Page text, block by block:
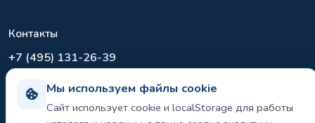
Мы используем файлы cookie
Сайт использует cookie и localStorage для работы
Контакты
+7 (495) 131-26-39
МО, г. Раменское, ул. Карла Маркса
Склад: Шереметьево, Московская область